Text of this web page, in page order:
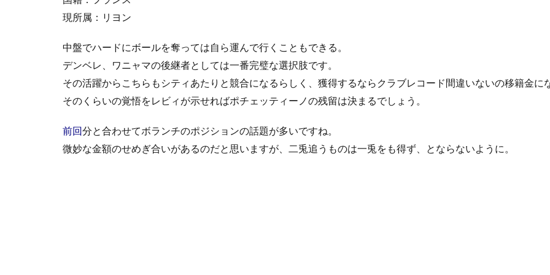
現所属：リヨン
中盤でハードにボールを奪っては自ら運んで行くこともできる。
デンベレ、ワニャマの後継者としては一番完璧な選択肢です。
その活躍からこちらもシティあたりと競合になるらしく、獲得するならクラブレコード間違いないの移籍金に
そのくらいの覚悟をレビィが示せればポチェッティーノの残留は決まるでしょう。
前回分と合わせてボランチのポジションの話題が多いですね。
微妙な金額のせめぎ合いがあるのだと思いますが、二兎追うものは一兎をも得ず、とならないように。